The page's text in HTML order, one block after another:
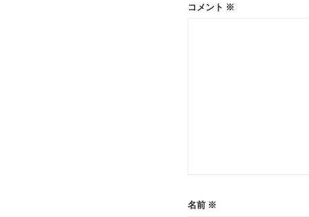
コメント ※
名前 ※